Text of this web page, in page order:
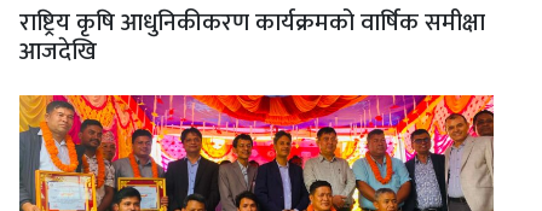
राष्ट्रिय कृषि आधुनिकीकरण कार्यक्रमको वार्षिक समीक्षा
आजदेखि